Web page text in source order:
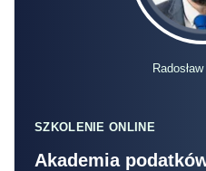
SZKOLENIE ONLINE
Akademia